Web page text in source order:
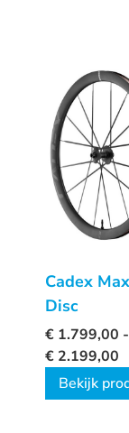
Cadex
Disc
€ 1.799,00 -
€ 2.199,00
Bekijk